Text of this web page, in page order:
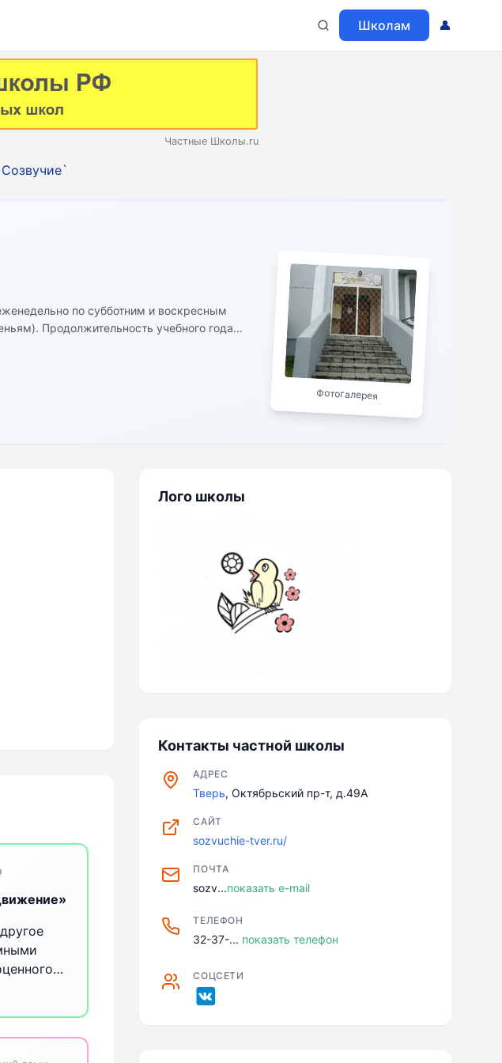
Школам 👤
Частные Школы.ru
по субботним и воскресным
Продолжительность учебного года
Фотогалерея
Лого школы
Контакты частной школы
АДРЕС
Тверь, Октябрьский пр-т, д.49А
САЙТ
sozvuchie-tver.ru/
ПОЧТА
sozv...показать e-mail
ТЕЛЕФОН
32-37-... показать телефон
СОЦСЕТИ